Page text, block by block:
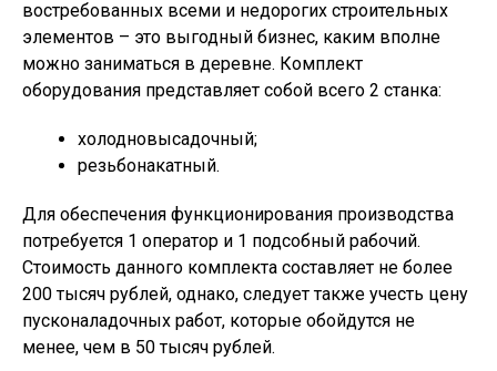
востребованных всеми и недорогих строительных
элементов – это выгодный бизнес, каким вполне
можно заниматься в деревне. Комплект
оборудования представляет собой всего 2 станка:
холодновысадочный;
резьбонакатный.
Для обеспечения функционирования производства
потребуется 1 оператор и 1 подсобный рабочий.
Стоимость данного комплекта составляет не более
200 тысяч рублей, однако, следует также учесть цену
пусконаладочных работ, которые обойдутся не
менее, чем в 50 тысяч рублей.